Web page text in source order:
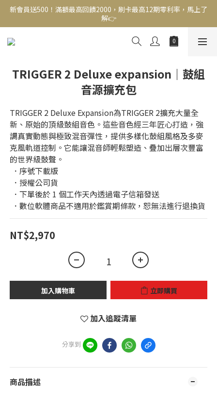
新會員送500！滿額最高回饋2000，刷卡最高12期零利率，馬上了
解👉
解👉
TRIGGER 2 Deluxe expansion｜鼓組
音源擴充包
TRIGGER 2 Deluxe Expansion為TRIGGER 2擴充大量全
新、原始的頂級鼓組音色。這些音色經三年匠心打造，強
調真實動態與極致混音彈性，提供多樣化鼓組風格及多麥
克風軌道控制。它能讓混音師輕鬆塑造、疊加出層次豐富
的世界級鼓聲。
．序號下載版
．授權公司貨
．下單後於 1 個工作天內透過電子信箱發送
．數位軟體商品不適用於鑑賞期條款，恕無法進行退換貨
NT$2,970
加入購物車 立即購買
加入追蹤清單
分享到
商品描述